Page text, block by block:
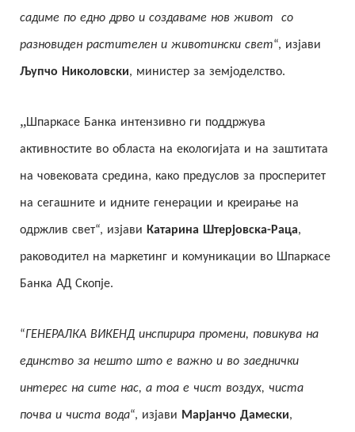
садиме по едно дрво и создаваме нов живот со
разновиден растителен и животински свет“, изјави
Љупчо Николовски, министер за земјоделство.
„Шпаркасе Банка интензивно ги поддржува
активностите во областа на екологијата и на заштитата
на човековата средина, како предуслов за просперитет
на сегашните и идните генерации и креирање на
одржлив свет“, изјави Катарина Штерјовска-Раца,
раководител на маркетинг и комуникации во Шпаркасе
Банка АД Скопје.
“ГЕНЕРАЛКА ВИКЕНД инспирира промени, повикува на
единство за нешто што е важно и во заеднички
интерес на сите нас, а тоа е чист воздух, чиста
почва и чиста вода“, изјави Марјанчо Дамески,